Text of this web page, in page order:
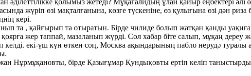
қолымыз жетеді? Мұқағалидың ұлан қайыр еңбектері әлі
жүріп өзі мақталғанына, көзге түскеніне, өз қулығына өзі дән
кері.
та , қайғырып та отыратын. Бірде чилиде болып жатқан қанды
жер таппай, мазаланып жүрді. Сол хабар біте салып, мұқаң дереу
екі-үш күн өткен соң, Москва ақындарының пабло нерудә туралы
Нұрмұқановты, бірде Қазығұмар Қундықовты ертіп келіп